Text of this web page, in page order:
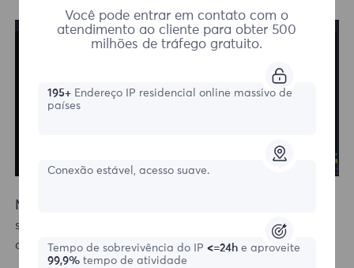
Note:
system: Windows or macOS. Here, Windows is used as
an example.
Você pode entrar em contato com o
atendimento ao cliente para obter 500
milhões de tráfego gratuito.
195+Endereço IP residencial online massivo de
países
Conexão estável, acesso suave.
Tempo de sobrevivência do IP <=24h e aproveite
99,9%tempo de atividade